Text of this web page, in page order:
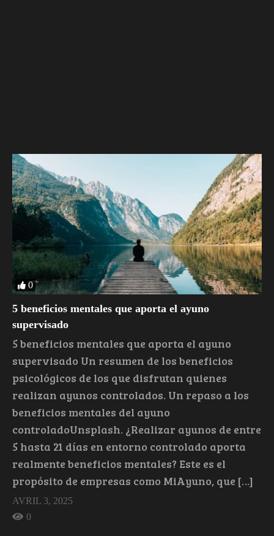
0
5 beneficios mentales que aporta el ayuno
supervisado
5 beneficios mentales que aporta el ayuno
supervisado Un resumen de los beneficios
psicológicos de los que disfrutan quienes
realizan ayunos controlados. Un repaso a los
beneficios mentales del ayuno
controladoUnsplash. ¿Realizar ayunos de entre
5 hasta 21 días en entorno controlado aporta
realmente beneficios mentales? Este es el
propósito de empresas como MiAyuno, que […]
AVRIL 3, 2025
0